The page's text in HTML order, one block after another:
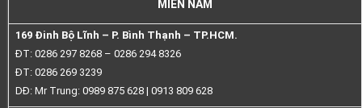
MIỀN NAM
169 Đinh Bộ Lĩnh – P. Bình Thạnh – TP.HCM.
ĐT: 0286 297 8268 – 0286 294 8326
ĐT: 0286 269 3239
DĐ: Mr Trung: 0989 875 628 | 0913 809 628